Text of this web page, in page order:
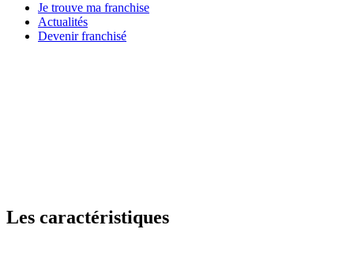
Je trouve ma franchise
Actualités
Devenir franchisé
Les caractéristiques